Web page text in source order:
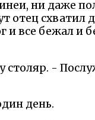
ни даже
отец схватил
и все бежал и
-
день.